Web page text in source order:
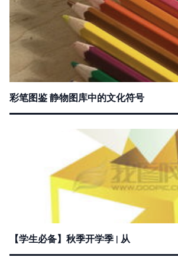
彩笔图鉴 静物图库中的文化符号
【学生必备】秋季开学季 | 从